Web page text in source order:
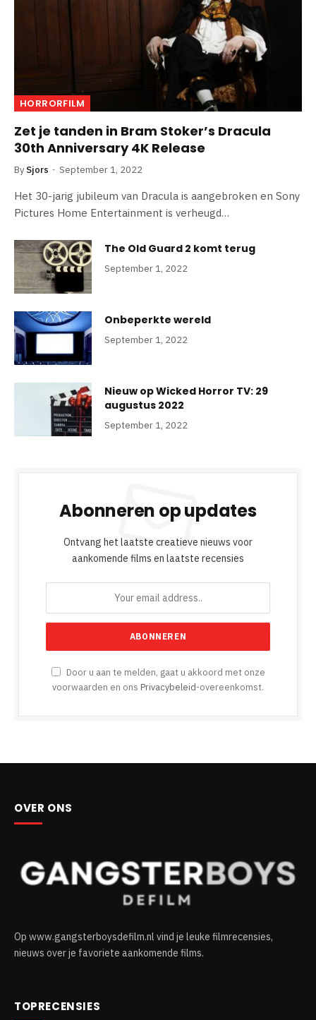
HORRORFILM
Zet je tanden in Bram Stoker’s Dracula
30th Anniversary 4K Release
By Sjors September 1, 2022
Het 30-jarig jubileum van Dracula is aangebroken en Sony
Pictures Home Entertainment is verheugd…
The Old Guard 2 komt terug
September 1, 2022
Onbeperkte wereld
September 1, 2022
Nieuw op Wicked Horror TV: 29
augustus 2022
September 1, 2022
Abonneren op updates
Ontvang het laatste creatieve nieuws voor
aankomende films en laatste recensies
Door u aan te melden, gaat u akkoord met onze
voorwaarden en ons Privacybeleid-overeenkomst.
OVER ONS
Op www.gangsterboysdefilm.nl vind je leuke filmrecensies,
nieuws over je favoriete aankomende films.
TOPRECENSIES